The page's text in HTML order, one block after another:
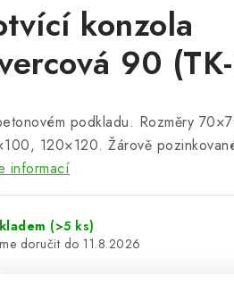
konzola
90
podkladu. Rozměry
120×120. Žárově
informací
(>5 ks)
11.8.2026